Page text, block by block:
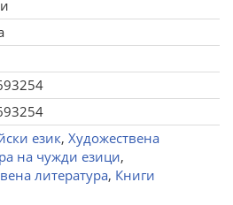
език, Художествена
на чужди езици,
литература, Книги